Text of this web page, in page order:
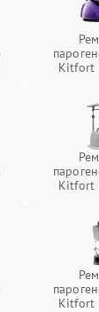
Kitfort
Kitfort
Kitfort